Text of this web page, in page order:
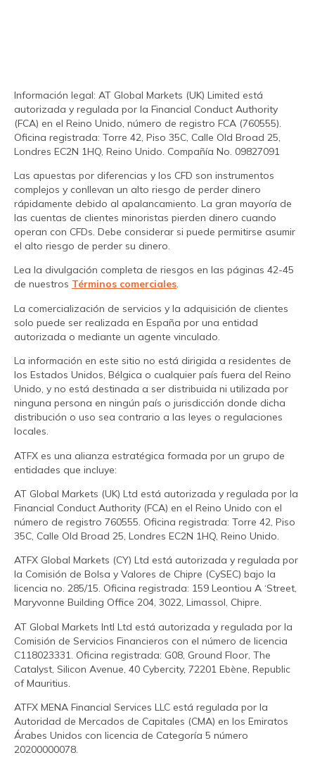
Información legal: AT Global Markets (UK) Limited está
autorizada y regulada por la Financial Conduct Authority
(FCA) en el Reino Unido, número de registro FCA (760555).
Oficina registrada: Torre 42, Piso 35C, Calle Old Broad 25,
Londres EC2N 1HQ, Reino Unido. Compañía No. 09827091
Las apuestas por diferencias y los CFD son instrumentos
complejos y conllevan un alto riesgo de perder dinero
rápidamente debido al apalancamiento. La gran mayoría de
las cuentas de clientes minoristas pierden dinero cuando
operan con CFDs. Debe considerar si puede permitirse asumir
el alto riesgo de perder su dinero.
Lea la divulgación completa de riesgos en las páginas 42-45
de nuestros Términos comerciales.
La comercialización de servicios y la adquisición de clientes
solo puede ser realizada en España por una entidad
autorizada o mediante un agente vinculado.
La información en este sitio no está dirigida a residentes de
los Estados Unidos, Bélgica o cualquier país fuera del Reino
Unido, y no está destinada a ser distribuida ni utilizada por
ninguna persona en ningún país o jurisdicción donde dicha
distribución o uso sea contrario a las leyes o regulaciones
locales.
ATFX es una alianza estratégica formada por un grupo de
entidades que incluye:
AT Global Markets (UK) Ltd está autorizada y regulada por la
Financial Conduct Authority (FCA) en el Reino Unido con el
número de registro 760555. Oficina registrada: Torre 42, Piso
35C, Calle Old Broad 25, Londres EC2N 1HQ, Reino Unido.
ATFX Global Markets (CY) Ltd está autorizada y regulada por
la Comisión de Bolsa y Valores de Chipre (CySEC) bajo la
licencia no. 285/15. Oficina registrada: 159 Leontiou A ‘Street,
Maryvonne Building Office 204, 3022, Limassol, Chipre.
AT Global Markets Intl Ltd está autorizada y regulada por la
Comisión de Servicios Financieros con el número de licencia
C118023331. Oficina registrada: G08, Ground Floor, The
Catalyst, Silicon Avenue, 40 Cybercity, 72201 Ebène, Republic
of Mauritius.
ATFX MENA Financial Services LLC está regulada por la
Autoridad de Mercados de Capitales (CMA) en los Emiratos
Árabes Unidos con licencia de Categoría 5 número
20200000078.